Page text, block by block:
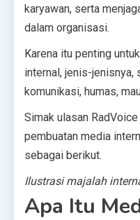
karyawan, serta
dalam organisasi.
Karena itu penting
internal, jenis-jenisnya,
komunikasi, humas,
Simak ulasan
pembuatan media
sebagai berikut.
Ilustrasi majalah
Apa Itu